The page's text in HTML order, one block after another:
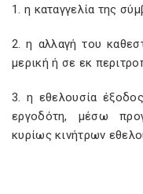
1. η καταγγελία της
2. η αλλαγή του
μερική ή σε εκ
3. η εθελουσία
εργοδότη, μέσω
κυρίως κινήτρων